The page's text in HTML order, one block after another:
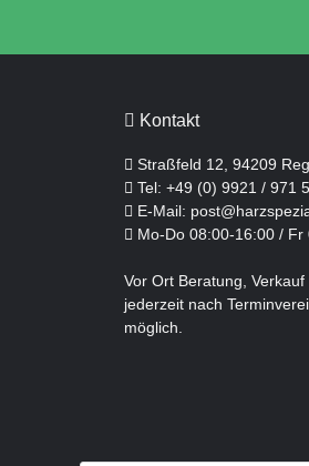
Kontakt
Straßfeld 12, 94209
Tel: +49 (0) 9921 / 971
E-Mail:
Mo-Do 08:00-16:00 / Fr
Vor Ort Beratung, Verkauf
jederzeit nach
möglich.